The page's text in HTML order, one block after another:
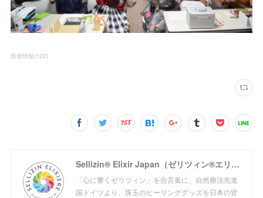
新着情報(122)
Sellizin® Elixir Japan（ゼリツィン®エリクサージャパン公式サイト）
「心に響くゼリツィン」を合言葉に、自然療法先進
国ドイツより、珠玉のヒーリンググッズを日本の皆